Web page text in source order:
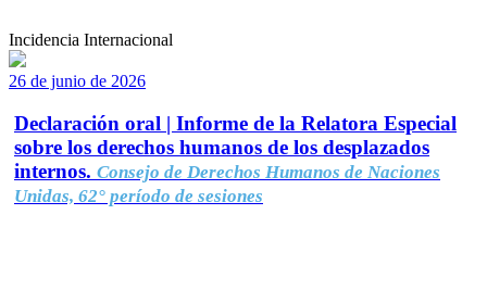
Incidencia Internacional
26 de junio de 2026
Declaración oral | Informe de la Relatora Especial
sobre los derechos humanos de los desplazados
internos. Consejo de Derechos Humanos de Naciones
Unidas, 62° período de sesiones